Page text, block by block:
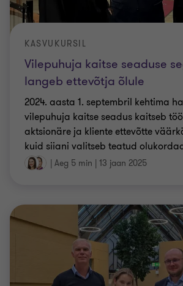
Vilepuhuja kaitse seaduse
langeb ettevõtja õlule
KASVUKURSIL
2024. aasta 1. septembril kehtima
vilepuhuja kaitse seadus kaitseb
aktsionäre ja kliente ettevõtte
kuid siiani valitseb teatud
| Aeg 5 min | 13 jaan 2025